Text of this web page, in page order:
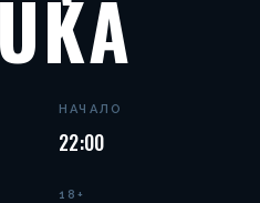
НАЧАЛО
22:00
18+